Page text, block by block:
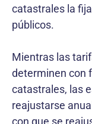
catastrales la
públicos.
Mientras las
determinen con
catastrales, las
reajustarse
con que se